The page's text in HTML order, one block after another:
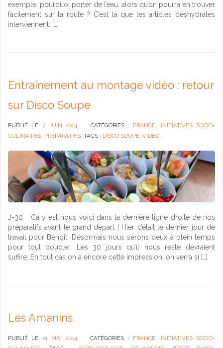
exemple, pourquoi porter de l’eau, alors qu’on pourra en trouver
facilement sur la route ? C’est là que les articles déshydratés
interviennent. […]
Entraînement au montage vidéo : retour
sur Disco Soupe
PUBLIÉ LE 7 JUIN 2014 CATÉGORIES : FRANCE, INITIATIVES SOCIO-
CULINAIRES, PRÉPARATIFS. TAGS : DISCO SOUPE, VIDÉO.
J-30 Ca y est nous voici dans la dernière ligne droite de nos
préparatifs avant le grand départ ! Hier c’était le dernier jour de
travail pour Benoît. Désormais nous serons deux à plein temps
pour tout boucler. Les 30 jours qu’il nous reste devraient
suffire. En tout cas on a encore cette impression, on verra si […]
Les Amanins
PUBLIÉ LE 21 MAI 2014 CATÉGORIES : FRANCE,
INITIATIVES SOCIO-